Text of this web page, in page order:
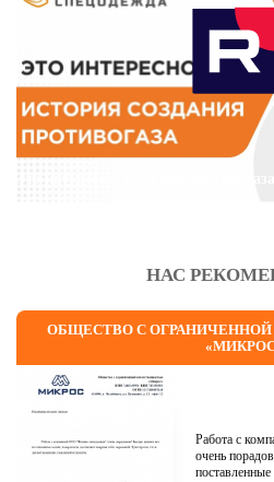
НАС
ОБЩЕСТВО С
Работа с
очень
поставленные